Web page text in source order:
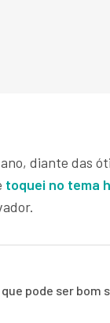
diante das
toquei no tema
pode ser bom